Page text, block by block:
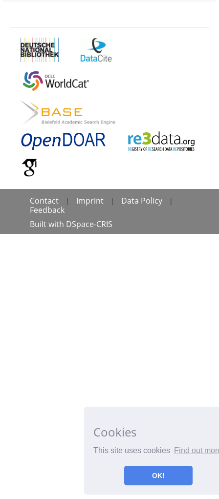
Cookies
This site uses cookies Find out
OK!
Contact | Imprint | Data Policy |
Feedback
Built with DSpace-CRIS